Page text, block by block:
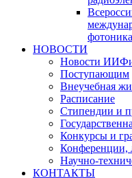
НОВОСТИ
Новости
Поступающим
Внеучебная
Расписание
Стипендии и
Конкурсы и
Конференции,
Научно-
КОНТАКТЫ